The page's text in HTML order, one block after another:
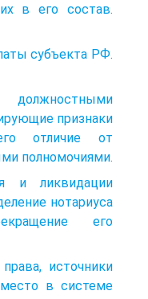
в его состав.
субъекта РФ.
должностными
признаки
отличие от
полномочиями.
и ликвидации
нотариуса
его
источники
в системе